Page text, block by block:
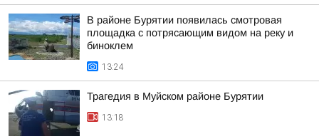
В районе Бурятии появилась смотровая
площадка с потрясающим видом на реку и
биноклем
13:24
Трагедия в Муйском районе Бурятии
13:18